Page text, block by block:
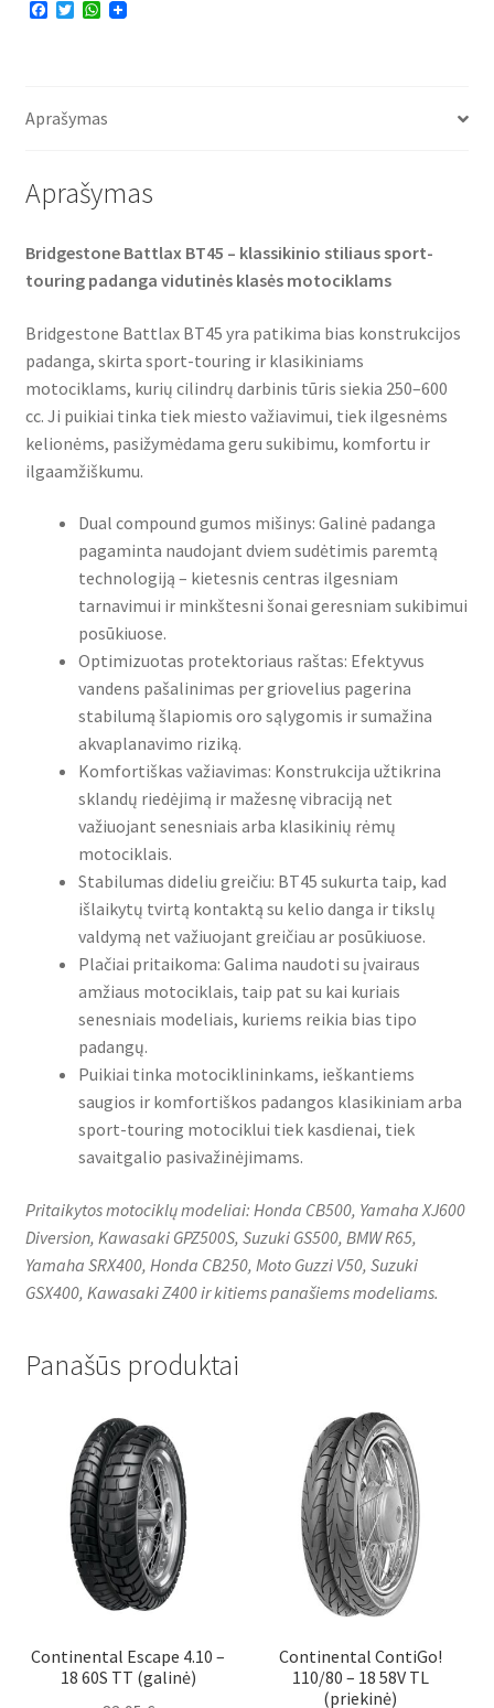
F
o
T
r
W
p
Aprašymas
Aprašymas
Bridgestone Battlax BT45 – klassikinio stiliaus sport-
touring padanga vidutinės klasės motociklams
Bridgestone Battlax BT45 yra patikima bias konstrukcijos
padanga, skirta sport-touring ir klasikiniams
motociklams, kurių cilindrų darbinis tūris siekia 250–600
cc. Ji puikiai tinka tiek miesto važiavimui, tiek ilgesnėms
kelionėms, pasižymėdama geru sukibimu, komfortu ir
ilgaamžiškumu.
Dual compound gumos mišinys: Galinė padanga
pagaminta naudojant dviem sudėtimis paremtą
technologiją – kietesnis centras ilgesniam
tarnavimui ir minkštesni šonai geresniam sukibimui
posūkiuose.
Optimizuotas protektoriaus raštas: Efektyvus
vandens pašalinimas per griovelius pagerina
stabilumą šlapiomis oro sąlygomis ir sumažina
akvaplanavimo riziką.
Komfortiškas važiavimas: Konstrukcija užtikrina
sklandų riedėjimą ir mažesnę vibraciją net
važiuojant senesniais arba klasikinių rėmų
motociklais.
Stabilumas dideliu greičiu: BT45 sukurta taip, kad
išlaikytų tvirtą kontaktą su kelio danga ir tikslų
valdymą net važiuojant greičiau ar posūkiuose.
Plačiai pritaikoma: Galima naudoti su įvairaus
amžiaus motociklais, taip pat su kai kuriais
senesniais modeliais, kuriems reikia bias tipo
padangų.
Puikiai tinka motociklininkams, ieškantiems
saugios ir komfortiškos padangos klasikiniam arba
sport-touring motociklui tiek kasdienai, tiek
savaitgalio pasivažinėjimams.
Pritaikytos motociklų modeliai: Honda CB500, Yamaha XJ600
Diversion, Kawasaki GPZ500S, Suzuki GS500, BMW R65,
Yamaha SRX400, Honda CB250, Moto Guzzi V50, Suzuki
GSX400, Kawasaki Z400 ir kitiems panašiems modeliams.
Panašūs produktai
Continental Escape 4.10 –
18 60S TT (galinė)
Continental ContiGo!
110/80 – 18 58V TL
(priekinė)